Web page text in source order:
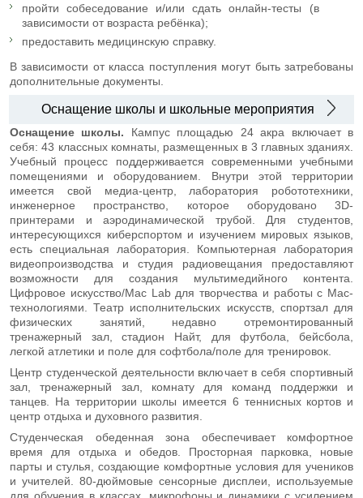
пройти собеседование и/или сдать онлайн-тесты (в
зависимости от возраста ребёнка);
предоставить медицинскую справку.
В зависимости от класса поступления могут быть затребованы
дополнительные документы.
Оснащение школы и школьные мероприятия
Оснащение школы. Кампус площадью 24 акра включает в
себя: 43 классных комнаты, размещенных в 3 главных зданиях.
Учебный процесс поддерживается современными учебными
помещениями и оборудованием. Внутри этой территории
имеется свой медиа-центр, лаборатория робототехники,
инженерное пространство, которое оборудовано 3D-
принтерами и аэродинамической трубой. Для студентов,
интересующихся киберспортом и изучением мировых языков,
есть специальная лаборатория. Компьютерная лаборатория
видеопроизводства и студия радиовещания предоставляют
возможности для создания мультимедийного контента.
Цифровое искусство/Mac Lab для творчества и работы с Mac-
технологиями. Театр исполнительских искусств, спортзал для
физических занятий, недавно отремонтированный
тренажерный зал, стадион Найт, для футбола, бейсбола,
легкой атлетики и поле для софтбола/поле для тренировок.
Центр студенческой деятельности включает в себя спортивный
зал, тренажерный зал, комнату для команд поддержки и
танцев. На территории школы имеется 6 теннисных кортов и
центр отдыха и духовного развития.
Студенческая обеденная зона обеспечивает комфортное
время для отдыха и обедов. Просторная парковка, новые
парты и стулья, создающие комфортные условия для учеников
и учителей. 80-дюймовые сенсорные дисплеи, используемые
для обучения в классах, микрофоны и динамики с усилением